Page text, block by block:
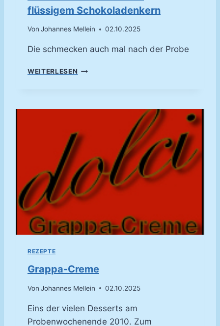
flüssigem Schokoladenkern
Von Johannes Mellein 02.10.2025
Die schmecken auch mal nach der Probe
WEITERLESEN S
K
L
A
D
N
M
U
F
I
N
T
F
Ü
REZEPTE
Grappa-Creme
Von Johannes Mellein 02.10.2025
Eins der vielen Desserts am
Probenwochenende 2010. Zum